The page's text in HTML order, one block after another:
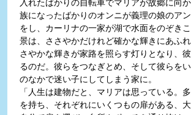
族になったばかりのオンニが義理の娘のア
をし、カーリナの一家が湖で水面をのぞき
景は、ささやかだけれど確かな輝きにあふ
さやかな輝きが家路を照らす灯りとなり、
るのだ。彼らをつなぎとめ、そして彼らを
のなかで迷い子にしてしまう家に。
「人生は建物だと、マリアは思っている。
を持ち、それぞれにいくつもの扉がある、